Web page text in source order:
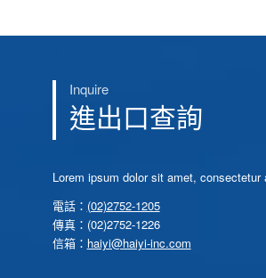
Inquire
進出口查詢
Lorem ipsum dolor sit amet, consectetur
電話： (02)2752-1205
傳真：(02)2752-1226
信箱： haiyi@haiyi-inc.com